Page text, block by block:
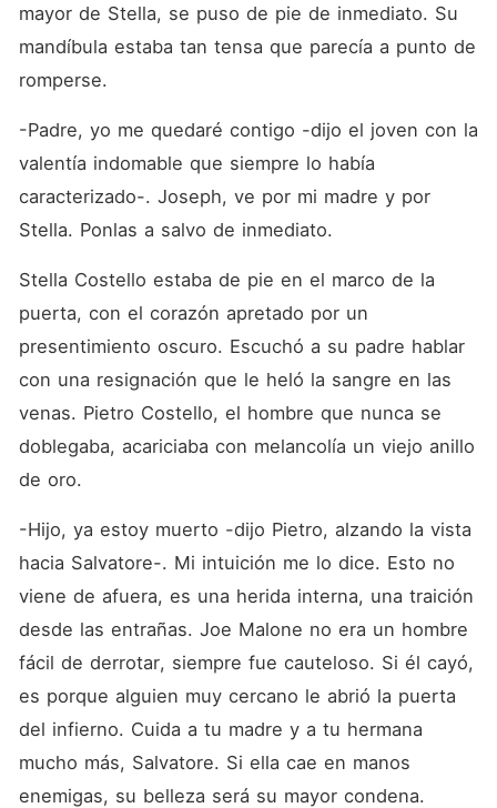
mayor de Stella, se puso de pie de inmediato. Su
mandíbula estaba tan tensa que parecía a punto de
romperse.
-Padre, yo me quedaré contigo -dijo el joven con la
valentía indomable que siempre lo había
caracterizado-. Joseph, ve por mi madre y por
Stella. Ponlas a salvo de inmediato.
Stella Costello estaba de pie en el marco de la
puerta, con el corazón apretado por un
presentimiento oscuro. Escuchó a su padre hablar
con una resignación que le heló la sangre en las
venas. Pietro Costello, el hombre que nunca se
doblegaba, acariciaba con melancolía un viejo anillo
de oro.
-Hijo, ya estoy muerto -dijo Pietro, alzando la vista
hacia Salvatore-. Mi intuición me lo dice. Esto no
viene de afuera, es una herida interna, una traición
desde las entrañas. Joe Malone no era un hombre
fácil de derrotar, siempre fue cauteloso. Si él cayó,
es porque alguien muy cercano le abrió la puerta
del infierno. Cuida a tu madre y a tu hermana
mucho más, Salvatore. Si ella cae en manos
enemigas, su belleza será su mayor condena.